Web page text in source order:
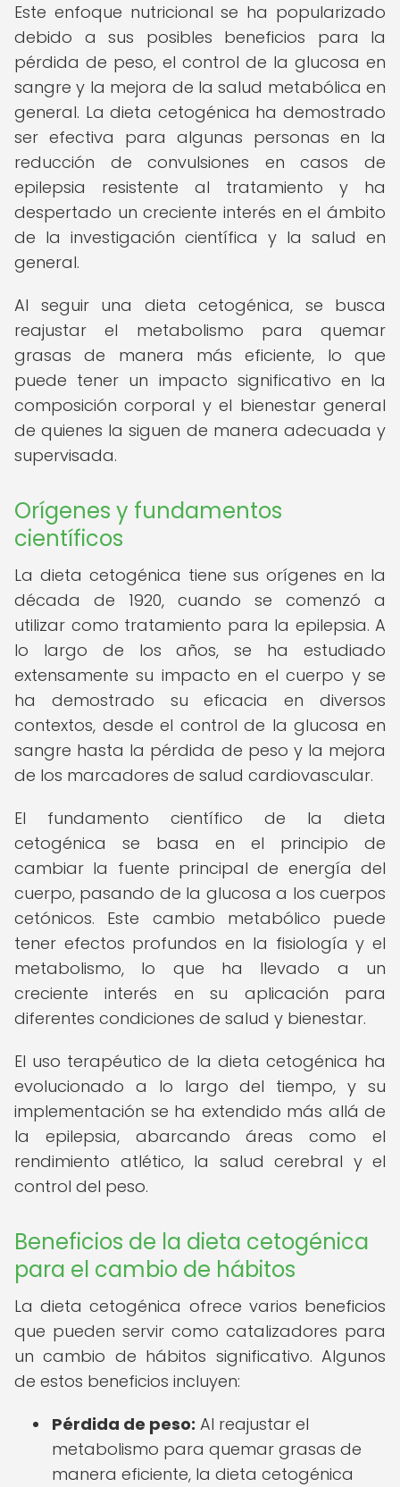
Este enfoque nutricional se ha popularizado
debido a sus posibles beneficios para la
pérdida de peso, el control de la glucosa en
sangre y la mejora de la salud metabólica en
general. La dieta cetogénica ha demostrado
ser efectiva para algunas personas en la
reducción de convulsiones en casos de
epilepsia resistente al tratamiento y ha
despertado un creciente interés en el ámbito
de la investigación científica y la salud en
general.
Al seguir una dieta cetogénica, se busca
reajustar el metabolismo para quemar
grasas de manera más eficiente, lo que
puede tener un impacto significativo en la
composición corporal y el bienestar general
de quienes la siguen de manera adecuada y
supervisada.
Orígenes y fundamentos
científicos
La dieta cetogénica tiene sus orígenes en la
década de 1920, cuando se comenzó a
utilizar como tratamiento para la epilepsia. A
lo largo de los años, se ha estudiado
extensamente su impacto en el cuerpo y se
ha demostrado su eficacia en diversos
contextos, desde el control de la glucosa en
sangre hasta la pérdida de peso y la mejora
de los marcadores de salud cardiovascular.
El fundamento científico de la dieta
cetogénica se basa en el principio de
cambiar la fuente principal de energía del
cuerpo, pasando de la glucosa a los cuerpos
cetónicos. Este cambio metabólico puede
tener efectos profundos en la fisiología y el
metabolismo, lo que ha llevado a un
creciente interés en su aplicación para
diferentes condiciones de salud y bienestar.
El uso terapéutico de la dieta cetogénica ha
evolucionado a lo largo del tiempo, y su
implementación se ha extendido más allá de
la epilepsia, abarcando áreas como el
rendimiento atlético, la salud cerebral y el
control del peso.
Beneficios de la dieta cetogénica
para el cambio de hábitos
La dieta cetogénica ofrece varios beneficios
que pueden servir como catalizadores para
un cambio de hábitos significativo. Algunos
de estos beneficios incluyen:
Pérdida de peso: Al reajustar el
metabolismo para quemar grasas de
manera eficiente, la dieta cetogénica